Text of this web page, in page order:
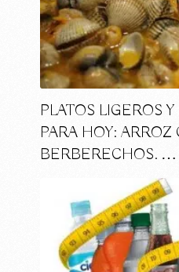
PLATOS LIGEROS
PARA HOY: ARROZ
BERBERECHOS. …